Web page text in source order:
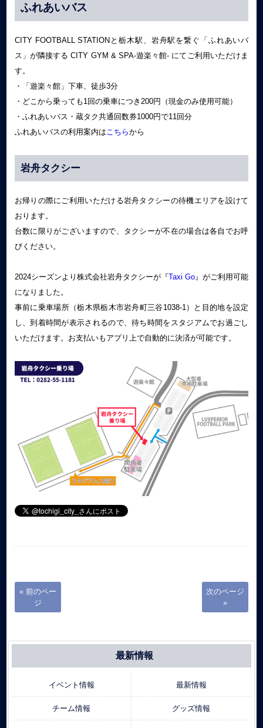
ふれあいバス
CITY FOOTBALL STATIONと栃木駅、岩舟駅を繋ぐ「ふれあいバ
ス」が隣接する CITY GYM & SPA-遊楽々館- にてご利用いただけま
す。
・「遊楽々館」下車、徒歩3分
・どこから乗っても1回の乗車につき200円（現金のみ使用可能）
・ふれあいバス・蔵タク共通回数券1000円で11回分
ふれあいバスの利用案内は こちらから
岩舟タクシー
お帰りの際にご利用いただける岩舟タクシーの待機エリアを設けて
おります。
台数に限りがございますので、タクシーが不在の場合は各自でお呼
びください。
2024シーズンより株式会社岩舟タクシーが『Taxi Go 』がご利用可能
になりました。
事前に乗車場所（栃木県栃木市岩舟町三谷1038-1）と目的地を設定
し、到着時間が表示されるので、待ち時間をスタジアムでお過ごし
いただけます。お支払いもアプリ上で自動的に決済が可能です。
« 前のペー
ジ
次のページ
»
最新情報
イベント情報 最新情報
チーム情報 グッズ情報